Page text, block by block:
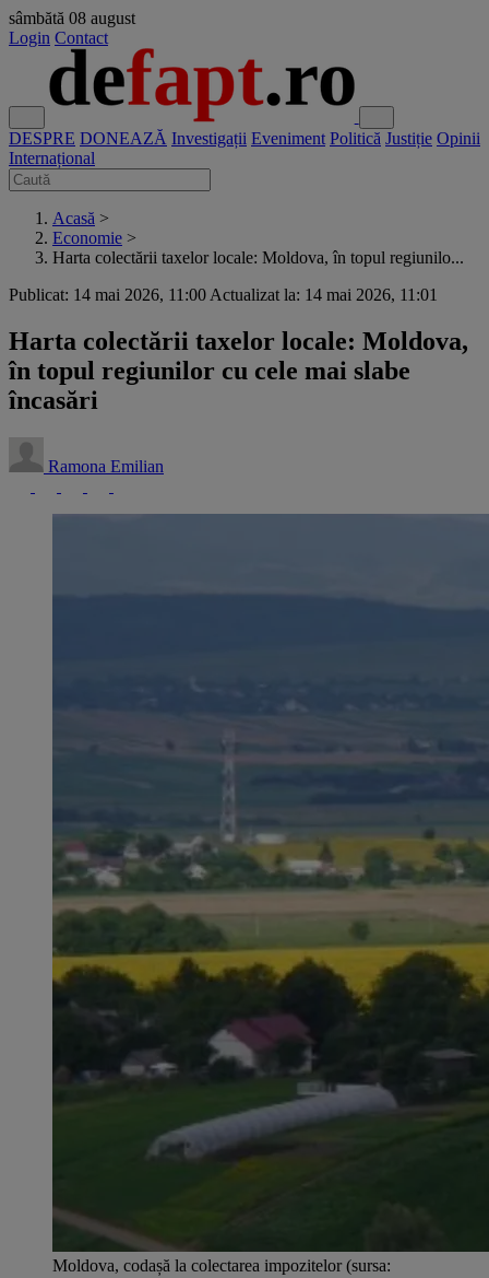
sâmbătă 08 august
Login Contact
DESPRE DONEAZĂ Investigații Eveniment Politică Justiție Opinii
Internațional
Acasă >
Economie >
Harta colectării taxelor locale: Moldova, în topul regiunilo...
Publicat: 14 mai 2026, 11:00 Actualizat la: 14 mai 2026, 11:01
Harta colectării taxelor locale: Moldova,
în topul regiunilor cu cele mai slabe
încasări
Ramona Emilian
Moldova, codașă la colectarea impozitelor (sursa: